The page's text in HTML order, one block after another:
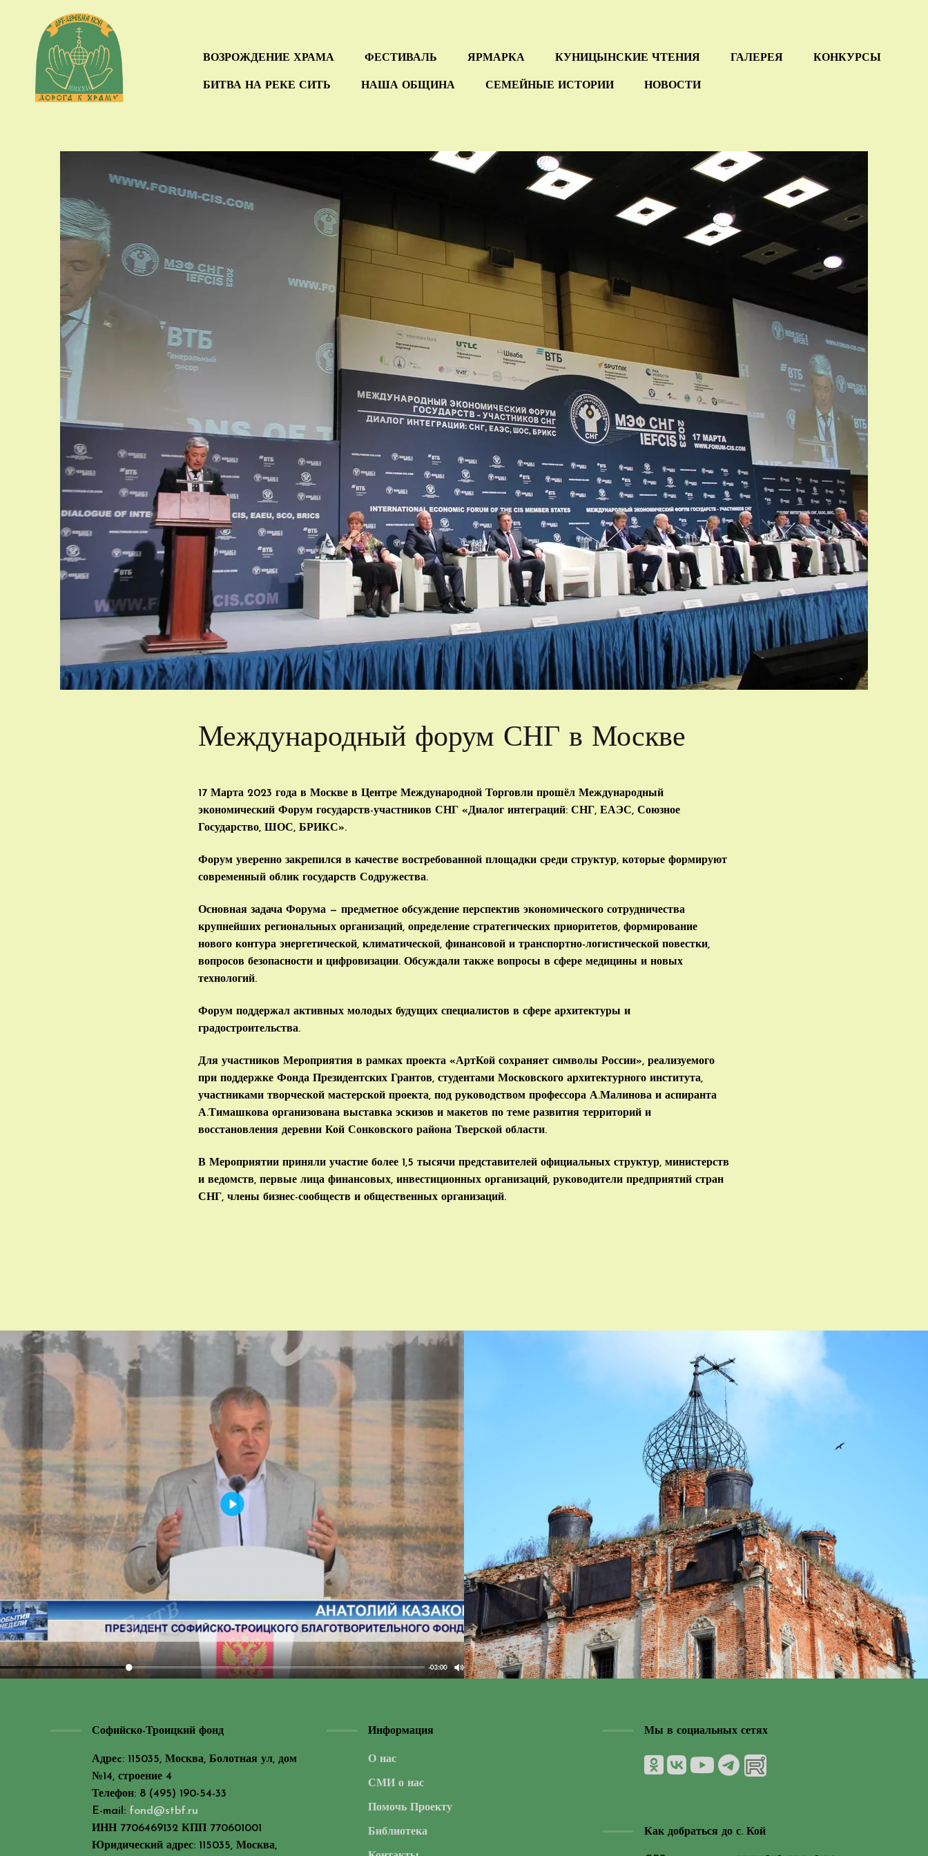
ВОЗРОЖДЕНИЕ ХРАМА ФЕСТИВАЛЬ ЯРМАРКА КУНИЦЫНСКИЕ ЧТЕНИЯ ГАЛЕРЕЯ КОНКУРСЫ
БИТВА НА РЕКЕ СИТЬ НАША ОБЩИНА СЕМЕЙНЫЕ ИСТОРИИ НОВОСТИ
Международный форум СНГ в Москве
17 Марта 2023 года в Москве в Центре Международной Торговли прошёл Международный
экономический Форум государств-участников СНГ «Диалог интеграций: СНГ, ЕАЭС, Союзное
Государство, ШОС, БРИКС».
Форум уверенно закрепился в качестве востребованной площадки среди структур, которые формируют
современный облик государств Содружества.
Основная задача Форума — предметное обсуждение перспектив экономического сотрудничества
крупнейших региональных организаций, определение стратегических приоритетов, формирование
нового контура энергетической, климатической, финансовой и транспортно-логистической повестки,
вопросов безопасности и цифровизации. Обсуждали также вопросы в сфере медицины и новых
технологий.
Форум поддержал активных молодых будущих специалистов в сфере архитектуры и
градостроительства.
Для участников Мероприятия в рамках проекта «АртКой сохраняет символы России», реализуемого
при поддержке Фонда Президентских Грантов, студентами Московского архитектурного института,
участниками творческой мастерской проекта, под руководством профессора А.Малинова и аспиранта
А.Тимашкова организована выставка эскизов и макетов по теме развития территорий и
восстановления деревни Кой Сонковского района Тверской области.
В Мероприятии приняли участие более 1,5 тысячи представителей официальных структур, министерств
и ведомств, первые лица финансовых, инвестиционных организаций, руководители предприятий стран
СНГ, члены бизнес-сообществ и общественных организаций.
Софийско-Троицкий фонд
Адреc: 115035, Москва, Болотная ул, дом
№14, строение 4
Телефон: 8 (495) 190-54-33
E-mail: fond@stbf.ru
ИНН 7706469132 КПП 770601001
Юридический адрес: 115035, Москва,
Информация
О нас
СМИ о нас
Помочь Проекту
Библиотека
Мы в социальных сетях
Как добраться до с. Кой